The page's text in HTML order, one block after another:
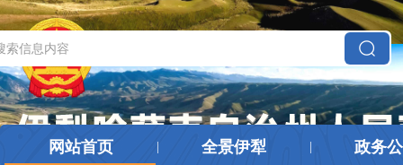
网站首页 全景伊犁 政务